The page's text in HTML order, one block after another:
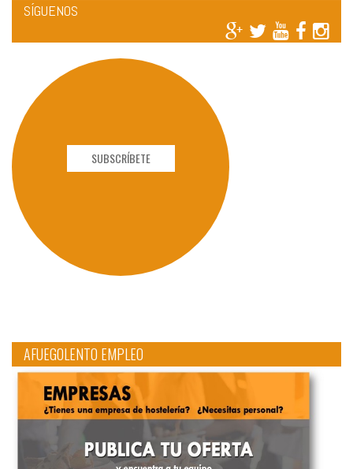
SÍGUENOS
SUBSCRÍBETE
AFUEGOLENTO EMPLEO